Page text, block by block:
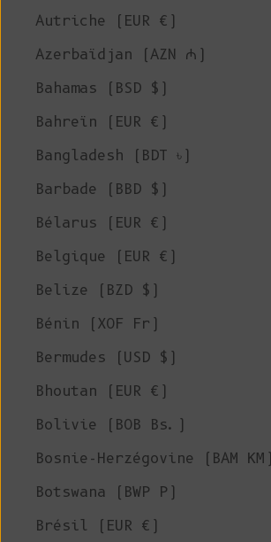
Autriche (EUR €)
Azerbaïdjan (AZN ₼)
Bahamas (BSD $)
Bahreïn (EUR €)
Bangladesh (BDT ৳)
Barbade (BBD $)
Bélarus (EUR €)
Belgique (EUR €)
Belize (BZD $)
Bénin (XOF Fr)
Bermudes (USD $)
Bhoutan (EUR €)
Bolivie (BOB Bs.)
Bosnie-Herzégovine (BAM КМ)
Botswana (BWP P)
Brésil (EUR €)